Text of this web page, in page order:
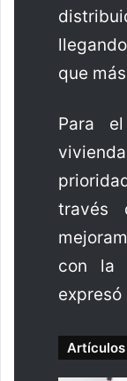
que
Para
través
con la
expresó
Artículos